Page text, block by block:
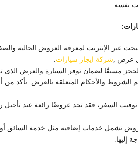
نفسه.
عبر الإنترنت لمعرفة العروض الحالية
عرض ,شركة ايجار سيارات.
مسبقًا لضمان توفر السيارة والعرض
الشروط والأحكام المتعلقة بالعرض. تأكد من
توقيت السفر، فقد تجد عروضًا رائعة عند
تشمل خدمات إضافية مثل خدمة السائق أو
إليها.